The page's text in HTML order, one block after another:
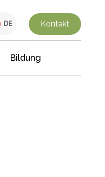
DE Kontakt
Bildung